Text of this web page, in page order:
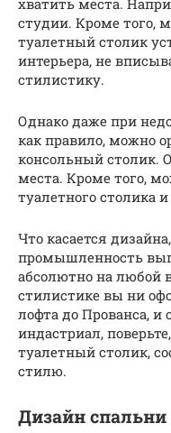
студии. Кроме того,
туалетный столик
интерьера, не
стилистику.
Однако даже при
как правило, можно
консольный столик.
места. Кроме того,
туалетного столика
Что касается
промышленность
абсолютно на любой
стилистике вы ни
лофта до Прованса,
индастриал,
туалетный столик,
стилю.
Дизайн